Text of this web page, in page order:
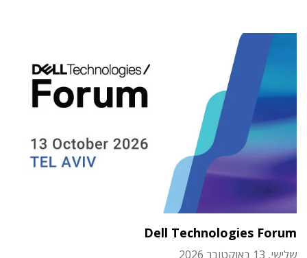
Dell Technologies Forum
שלישי, 13 באוקטובר 2026